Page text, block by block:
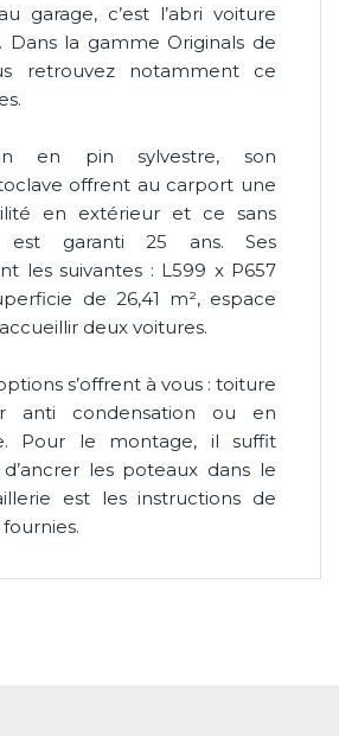
garage, c’est l’abri voiture
Dans la gamme Originals de
retrouvez notamment ce
en pin sylvestre, son
offrent au carport une
en extérieur et ce sans
est garanti 25 ans. Ses
les suivantes : L599 x P657
de 26,41 m², espace
deux voitures.
s’offrent à vous : toiture
anti condensation ou en
Pour le montage, il suffit
les poteaux dans le
est les instructions de